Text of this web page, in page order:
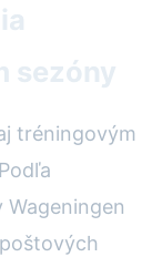
sezóny
tréningovým